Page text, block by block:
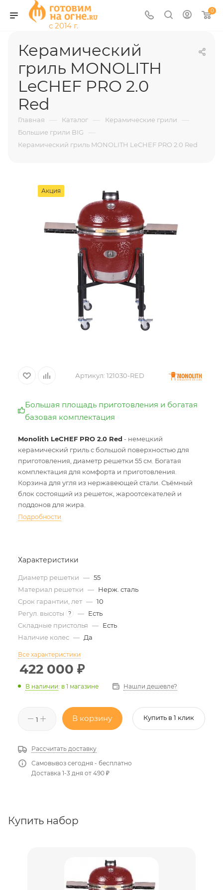
0
Керамический
гриль MONOLITH
LeCHEF PRO 2.0
Red
Главная — Каталог — Керамические грили —
Большие грили BIG —
Керамический гриль MONOLITH LeCHEF PRO 2.0 Red
Акция
Артикул: 121030-RED
Большая площадь приготовления и богатая
базовая комплектация
Monolith LeCHEF PRO 2.0 Red - немецкий
керамический гриль с большой поверхностью для
приготовления, диаметр решетки 55 см. Богатая
комплектация для комфорта и приготовления.
Корзина для угля из нержавеющей стали. Съёмный
блок состоящий из решеток, жароотсекателей и
поддонов для жира.
Подробности
Характеристики
Диаметр решетки — 55
Материал решетки — Нерж. сталь
Срок гарантии, лет — 10
Регул. высоты
? — Есть
Складные пристолья — Есть
Наличие колес — Да
Все характеристики
422 000 ₽
В наличии: в 1 магазине Нашли дешевле?
В корзину Купить в 1 клик
Рассчитать доставку
Самовывоз сегодня - бесплатно
Доставка 1-3 дня от 490 ₽
Купить набор